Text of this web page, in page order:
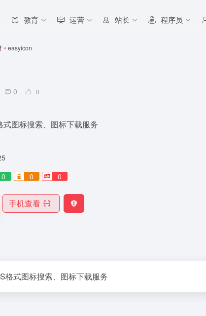
教育 运营 站长 程序员
• easyicon
0 0
图标搜索、图标下载服务
0 0 0
手机查看
格式图标搜索、图标下载服务